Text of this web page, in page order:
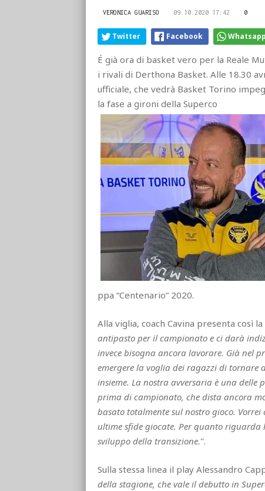
VERONICA GUARISO 09.10.2020 17:42 0
Twitter Facebook Whatsapp
É già ora di basket vero per la Reale
i rivali di Derthona Basket. Alle 18.30
ufficiale, che vedrà Basket Torino
la fase a gironi della Superco
ppa “Centenario” 2020.
Alla viglia, coach Cavina presenta così la
antipasto per il campionato e ci darà
invece bisogna ancora lavorare. Già nel
emergere la voglia dei ragazzi di tornare
insieme. La nostra avversaria è una delle
prima di campionato, che dista ancora
basato totalmente sul nostro gioco. Vorrei
ultime sfide giocate. Per quanto riguarda
sviluppo della transizione.".
Sulla stessa linea il play Alessandro
della stagione, che vale il debutto in